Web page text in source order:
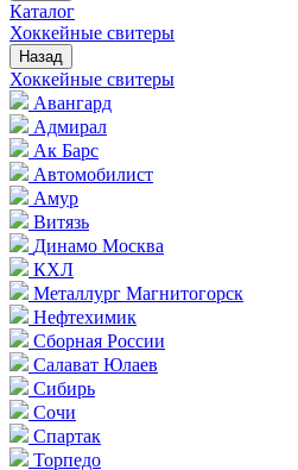
Каталог
Хоккейные свитеры
Назад
Хоккейные свитеры
Авангард
Адмирал
Ак Барс
Автомобилист
Амур
Витязь
Динамо Москва
КХЛ
Металлург Магнитогорск
Нефтехимик
Сборная России
Салават Юлаев
Сибирь
Сочи
Спартак
Торпедо